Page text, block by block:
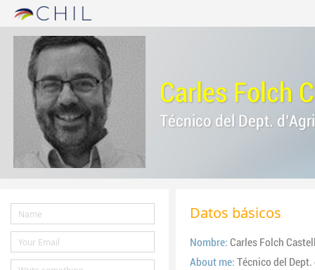
Carles Folch
Técnico del Dept.
Datos básicos
Nombre: Carles Folch
About me: Técnico del